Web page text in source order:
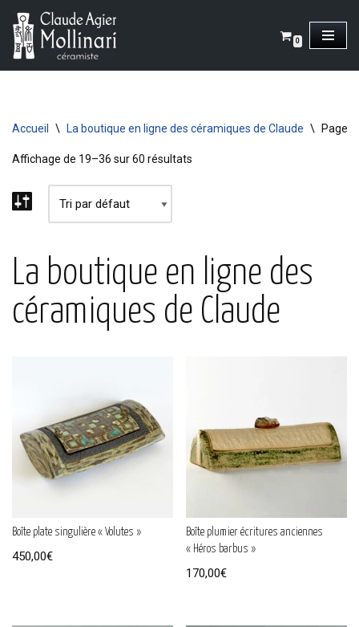
Aller
au
0
Accueil \ La boutique en ligne des céramiques de Claude \ Page 2
Affichage de 19–36 sur 60 résultats
La boutique en ligne des
céramiques de Claude
Boîte plate singulière « Volutes »
450,00€
Boîte plumier écritures anciennes
« Héros barbus »
170,00€